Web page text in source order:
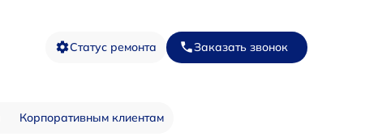
Статус ремонта Заказать звонок
Корпоративным клиентам